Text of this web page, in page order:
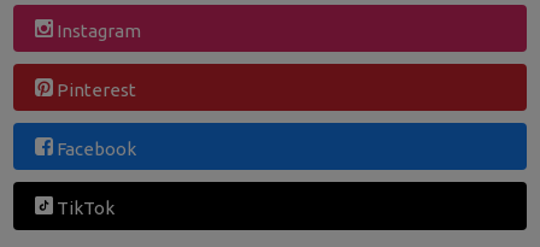
Instagram
Pinterest
Facebook
TikTok